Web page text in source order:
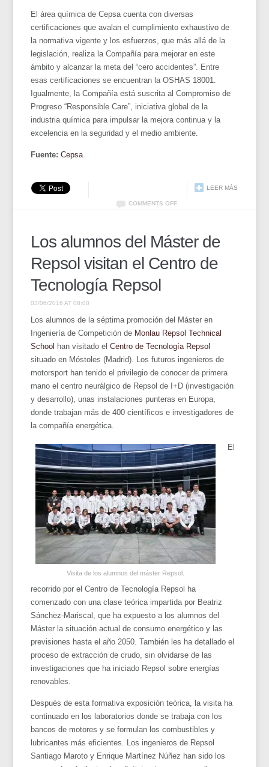
El área química de Cepsa cuenta con diversas
certificaciones que avalan el cumplimiento exhaustivo de
la normativa vigente y los esfuerzos, que más allá de la
legislación, realiza la Compañía para mejorar en este
ámbito y alcanzar la meta del “cero accidentes”. Entre
esas certificaciones se encuentran la OSHAS 18001.
Igualmente, la Compañía está suscrita al Compromiso de
Progreso “Responsible Care”, iniciativa global de la
industria química para impulsar la mejora continua y la
excelencia en la seguridad y el medio ambiente.
Fuente: Cepsa
LEER MÁS
COMMENTS OFF
Los alumnos del Máster de
Repsol visitan el Centro de
Tecnología Repsol
03/06/2016 AT 08:00
Los alumnos de la séptima promoción del Máster en
Ingeniería de Competición de Monlau Repsol Technical
School han visitado elCentro de Tecnología Repsol
situado en Móstoles (Madrid). Los futuros ingenieros de
motorsport han tenido el privilegio de conocer de primera
mano el centro neurálgico de Repsol de I+D (investigación
y desarrollo), unas instalaciones punteras en Europa,
donde trabajan más de 400 científicos e investigadores de
la compañía energética.
Visita de los alumnos del máster Repsol.
El
recorrido por el Centro de Tecnología Repsol ha
comenzado con una clase teórica impartida por Beatriz
Sánchez-Mariscal, que ha expuesto a los alumnos del
Máster la situación actual de consumo energético y las
previsiones hasta el año 2050. También les ha detallado el
proceso de extracción de crudo, sin olvidarse de las
investigaciones que ha iniciado Repsol sobre energías
renovables.
Después de esta formativa exposición teórica, la visita ha
continuado en los laboratorios donde se trabaja con los
bancos de motores y se formulan los combustibles y
lubricantes más eficientes. Los ingenieros de Repsol
Santiago Maroto y Enrique Martínez Núñez han sido los